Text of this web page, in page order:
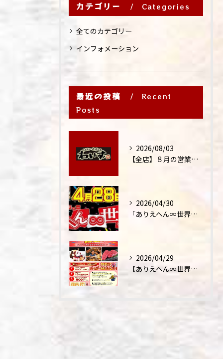
カテゴリー Categories
全てのカテゴリー
インフォメーション
最近の投稿
Recent
Posts
2026/08/03
【全店】８月の営業時間・ランチ営業につきまして
2026/04/30
「ありえへん∞世界」テレビ出演‼
2026/04/29
【ありえへん∞世界】バースデーステーキについて